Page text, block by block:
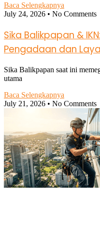
Baca Selengkapnya
July 24, 2026
No Comments
Sika Balikpapan &
Pengadaan dan
Sika Balikpapan saat ini
utama
Baca Selengkapnya
July 21, 2026
No Comments